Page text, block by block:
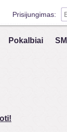
Prisijungimas:
Pokalbiai